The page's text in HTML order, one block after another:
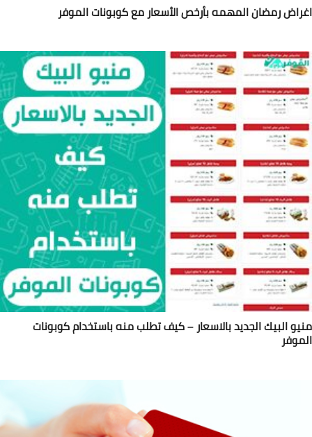
رمضان المهمه بأرخص الأسعار مع كوبونات الموفر
البيك الجديد بالاسعار – كيف تطلب منه باستخدام كوبونات